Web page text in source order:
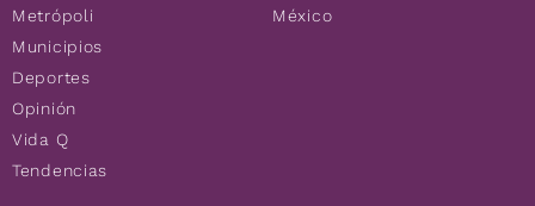
Metrópoli
Municipios
Deportes
Opinión
Vida Q
Tendencias
México